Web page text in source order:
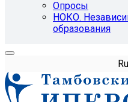
Опросы
НОКО.
образования